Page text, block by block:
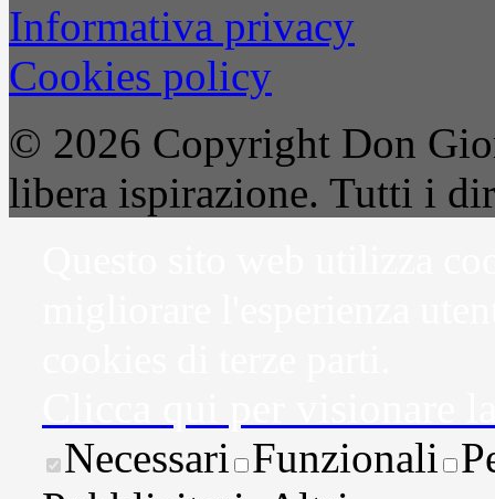
Informativa privacy
Cookies policy
© 2026 Copyright Don
libera ispirazione. Tutti i
Necessari Funzionali